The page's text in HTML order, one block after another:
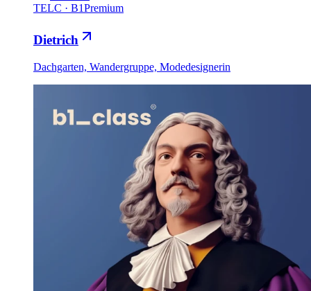
TELC · B1Premium
Dietrich
Dachgarten, Wandergruppe, Modedesignerin